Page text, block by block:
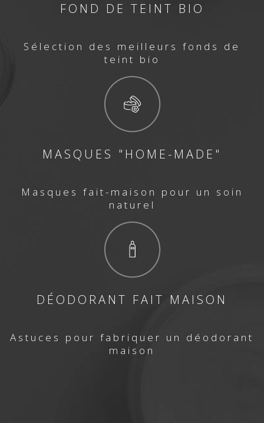
FOND DE TEINT BIO
Sélection des meilleurs fonds de
teint bio
MASQUES "HOME-MADE"
Masques fait-maison pour un soin
naturel
DÉODORANT FAIT MAISON
Astuces pour fabriquer un déodorant
maison